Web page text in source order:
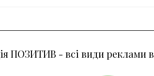
ПОЗИТИВ - всі види реклами в